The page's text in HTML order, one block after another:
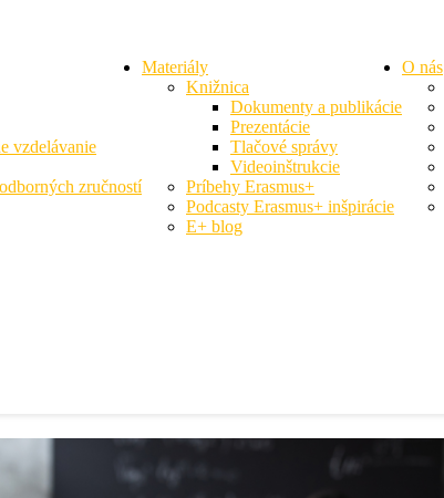
vzdelávanie
zručností
Materiály
Knižnica
Dokumenty a publikácie
Prezentácie
Tlačové správy
Videoinštrukcie
Príbehy Erasmus+
Podcasty Erasmus+ inšpirácie
E+ blog
O nás